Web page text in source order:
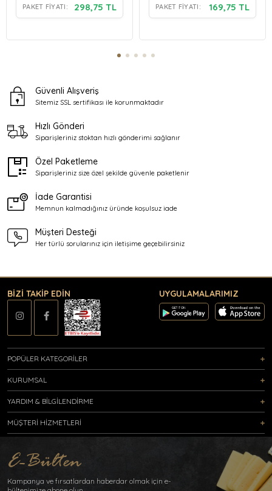
PAKET FIYATI: 298,75 TL PAKET FIYATI: 169,75 TL
Güvenli Alışveriş
Sitemiz SSL sertifikası ile korunmaktadır
Hızlı Gönderi
Siparişleriniz stoktan hızlı gönderimi sağlanır
Özel Paketleme
Siparişleriniz size özel şekilde güvenle paketlenir
İade Garantisi
Memnun kalmadığınız üründe koşulsuz iade
Müşteri Desteği
Her türlü sorularınız için iletişime geçebilirsiniz
BİZİ TAKİP EDİN UYGULAMALARIMIZ
POPÜLER KATEGORİLER
KURUMSAL
YARDIM & BİLGİLENDİRME
MÜŞTERİ HİZMETLERİ
Kampanya ve fırsatlardan haberdar olmak için e-